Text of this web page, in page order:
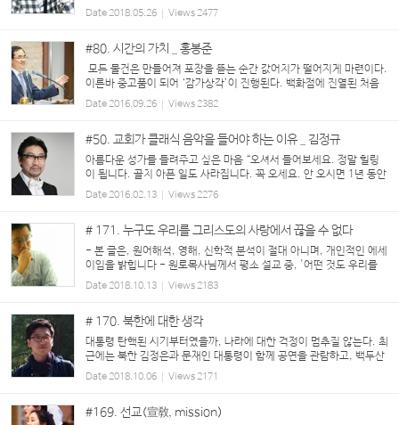
다른 언어를 사용하는 사람도 모두 당신에게 매료된다. 당신의 외모는
접근하기 쉬운 인상도 아니었고, 당신의 목소...
Date2018.05.26 Views2477
#80. 시간의 가치 _ 홍봉준
모든 물건은 만들어져 포장을 뜯는 순간 값어치가 떨어지게 마련이다.
이른바 중고품이 되어 ‘감가상각’이 진행된다. 백화점에 진열된 처음
제품이 100만원이라면, 계절이 가도 팔리지 않은 옷은 다음 2차 시장
인 마트나 할인점에서 40~5...
Date2016.09.26 Views2382
#50. 교회가 클래식 음악을 들어야 하는 이유 _ 김정규
아름다운 성가를 들려주고 싶은 마음 “오셔서 들어보세요. 정말 힐링
이 됩니다. 골치 아픈 일도 사라집니다. 꼭 오세요. 안 오시면 1년 동안
후회할 연주예요.” 얼마 전 CTS홀에서 연주회를 펼친 적이 있습니다.
그러나 공연 시작 전까지...
Date2016.02.13 Views2276
# 171. 누구도 우리를 그리스도의 사랑에서 끊을 수 없다
- 본 글은, 원어해석, 영해, 신학적 분석이 절대 아니며, 개인적인 에세
이임을 밝힙니다 - 원로목사님께서 평소 설교 중, '어떤 것도 우리를
그리스도의 사랑에서 끊을 수 없다(롬 8:35-39)'는 성경구절을 인용
Date2018.10.13 Views2183
# 170. 북한에 대한 생각
대통령 탄핵된 시기부터였을까, 나라에 대한 걱정이 멈추질 않는다. 최
근에는 북한 김정은과 문재인 대통령이 함께 공연을 관람하고, 백두산
을 등정하는 장면이 매체를 통해 전해지며, 남북한의 관계가 급격하게
좋아지고 머지않아 평화가 찾아올 ...
Date2018.10.06 Views2171
#169. 선교(宣敎, mission)